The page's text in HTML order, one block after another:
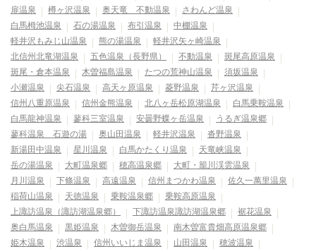
扉温泉
樽ヶ沢温泉 奥天竜 不動温泉
さわんど温泉
白馬栂池温泉
石の湯温泉 布引温泉
中棚温泉
軽井沢もみじ山温泉
熊の湯温泉
軽井沢矢ヶ崎温泉
北信州北竜湖温泉
五色温泉（長野県） 不動温泉
斑尾高原温泉
斑尾・倉本温泉
木曽福島温泉 たつの荒神山温泉
須坂温泉
小瀬温泉
尖石温泉 高天ヶ原温泉 菱野温泉
芹ヶ沢温泉
信州八重原温泉
信州金熊温泉 北八ヶ岳松原湖温泉
白馬乗鞍温泉
白馬龍神温泉
蓼科三室温泉 安曇野蝶ヶ岳温泉
うるぎ温泉郷
蓼科温泉 石遊の湯
奥山田温泉 軽井沢温泉
沓野温泉
新湯田中温泉
星川温泉 白馬かたくり温泉
天竜峡温泉
岳の湯温泉
大町温泉郷 穂高温泉郷
大町・籠川渓雲温泉
月川温泉
下條温泉 高遠温泉 信州まつかわ温泉
佐久一萬里温泉
稲荷山温泉
天徳温泉 乗鞍温泉郷
乗鞍高原温泉
上諏訪温泉（諏訪湖温泉郷）
下諏訪温泉諏訪湖温泉郷
裾花温泉
奥白馬温泉
黒姫温泉 木曽御岳温泉
南木曽富貴畑高原温泉郷
姫木温泉
渋温泉 信州いいじま温泉 山田温泉
穂波温泉